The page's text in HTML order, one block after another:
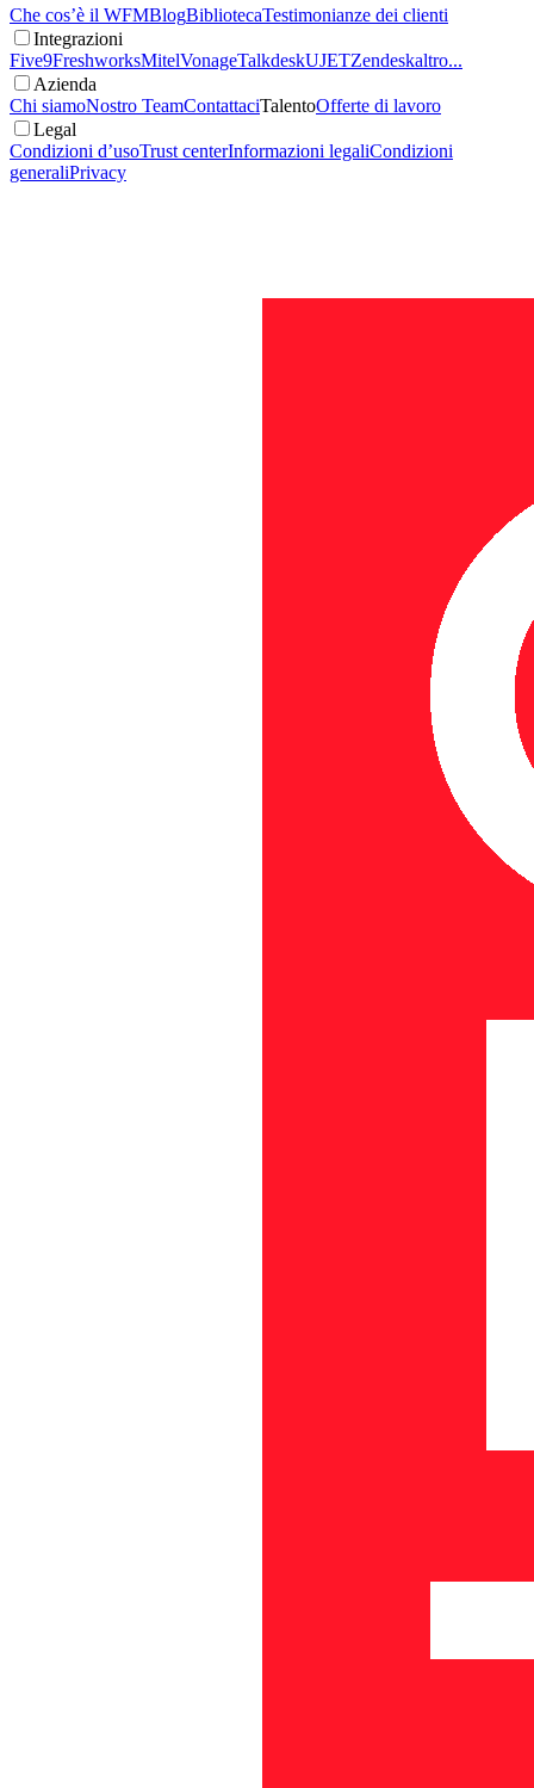
Che cos’è il WFMBlogBibliotecaTestimonianze dei clienti
Integrazioni
Five9FreshworksMitelVonageTalkdeskUJETZendeskaltro...
Azienda
Chi siamoNostro TeamContattaciTalentoOfferte di lavoro
Legal
Condizioni d’usoTrust centerInformazioni legaliCondizioni
generaliPrivacy